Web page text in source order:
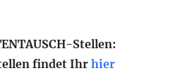
Stellen:
findet Ihrhier